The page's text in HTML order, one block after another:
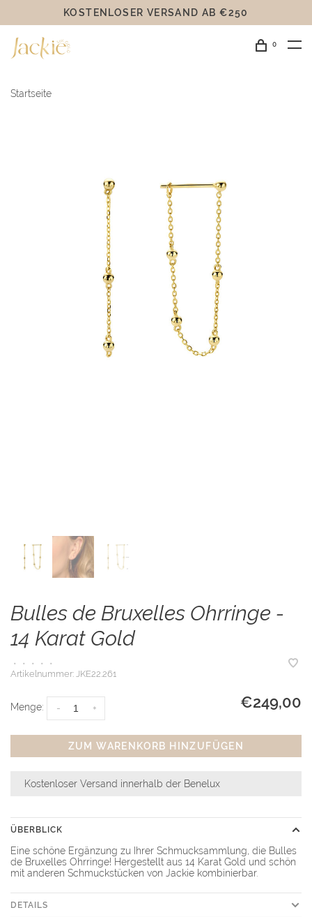
KOSTENLOSER VERSAND AB €250
0
Startseite
Bulles de Bruxelles Ohrringe -
14 Karat Gold
• • • •
•
Artikelnummer: JKE22.261
Menge: +
- €249,00
ZUM WARENKORB HINZUFÜGEN
Kostenloser Versand innerhalb der Benelux
ÜBERBLICK
Eine schöne Ergänzung zu Ihrer Schmucksammlung, die Bulles
de Bruxelles Ohrringe! Hergestellt aus 14 Karat Gold und schön
mit anderen Schmuckstücken von Jackie kombinierbar.
DETAILS